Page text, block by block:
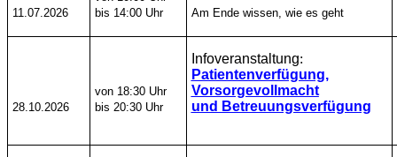
11.07.2026
bis 14:00 Uhr
Am Ende wissen, wie es geht
28.10.2026
von 18:30 Uhr
bis 20:30 Uhr
Infoveranstaltung:
Patientenverfügung,
Vorsorgevollmacht
und Betreuungsverfügung